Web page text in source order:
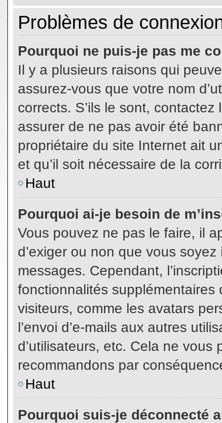
Problèmes de
Pourquoi ne puis-je pas me
Il y a plusieurs raisons qui
assurez-vous que votre nom
corrects. S’ils le sont,
assurer de ne pas avoir été
propriétaire du site Internet ait
et qu’il soit nécessaire de la
Haut
Pourquoi ai-je besoin de
Vous pouvez ne pas le faire, il
d’exiger ou non que vous
messages. Cependant,
fonctionnalités
visiteurs, comme les avatars
l’envoi d’e-mails aux autres
d’utilisateurs, etc. Cela ne vous
recommandons par
Haut
Pourquoi suis-je déconnecté